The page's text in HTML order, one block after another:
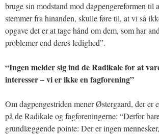
bruge sin modstand mod dagpengereformen til
stemmer fra hinanden, skulle føre til, at vi så
opgave det er at tage hånd om dem, som har
problemer end deres ledighed”.
“Ingen melder sig ind de Radikale for at
interesser – vi er ikke en fagforening”
Om dagpengestriden mener Østergaard, der er
på de Radikale og fagforeningerne: “Derfor
grundlæggende pointe: Der er ingen